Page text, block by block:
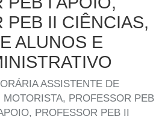
PEB II CIÊNCIAS,
ALUNOS E
ASSISTENTE DE
PROFESSOR PEB
PROFESSOR PEB II